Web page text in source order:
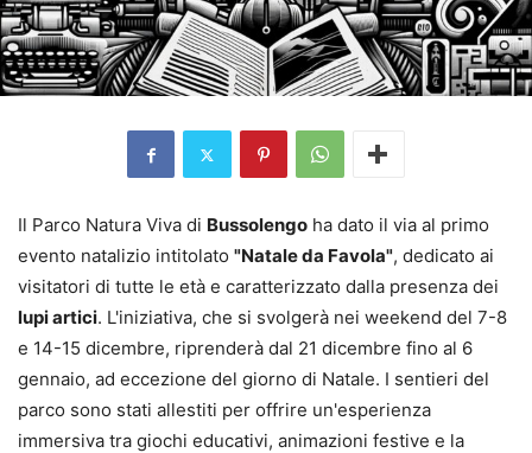
Il Parco Natura Viva di Bussolengo ha dato il via al primo
evento natalizio intitolato "Natale da Favola", dedicato ai
visitatori di tutte le età e caratterizzato dalla presenza dei
lupi artici. L'iniziativa, che si svolgerà nei weekend del 7-8
e 14-15 dicembre, riprenderà dal 21 dicembre fino al 6
gennaio, ad eccezione del giorno di Natale. I sentieri del
parco sono stati allestiti per offrire un'esperienza
immersiva tra giochi educativi, animazioni festive e la